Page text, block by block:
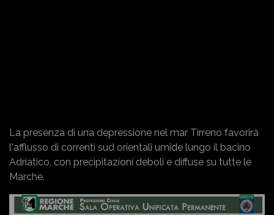
La presenza di una depressione nel mar Tirreno favorirà
l'afflusso di correnti sud orientali umide lungo il bacino
Adriatico, con precipitazioni deboli e diffuse su tutte le
Marche.